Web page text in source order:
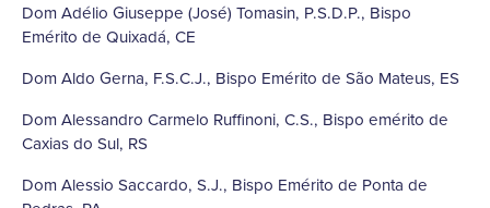
Dom Adélio Giuseppe (José) Tomasin, P.S.D.P., Bispo
Emérito de Quixadá, CE
Dom Aldo Gerna, F.S.C.J., Bispo Emérito de São Mateus, ES
Dom Alessandro Carmelo Ruffinoni, C.S., Bispo emérito de
Caxias do Sul, RS
Dom Alessio Saccardo, S.J., Bispo Emérito de Ponta de